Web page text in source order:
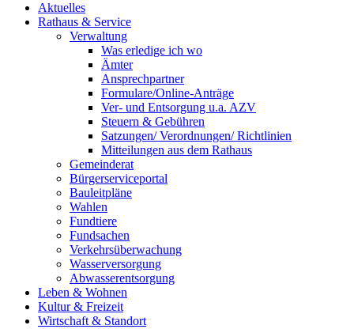
Aktuelles
Rathaus & Service
Verwaltung
Was erledige ich wo
Ämter
Ansprechpartner
Formulare/Online-Anträge
Ver- und Entsorgung u.a. AZV
Steuern & Gebühren
Satzungen/ Verordnungen/ Richtlinien
Mitteilungen aus dem Rathaus
Gemeinderat
Bürgerserviceportal
Bauleitpläne
Wahlen
Fundtiere
Fundsachen
Verkehrsüberwachung
Wasserversorgung
Abwasserentsorgung
Leben & Wohnen
Kultur & Freizeit
Wirtschaft & Standort